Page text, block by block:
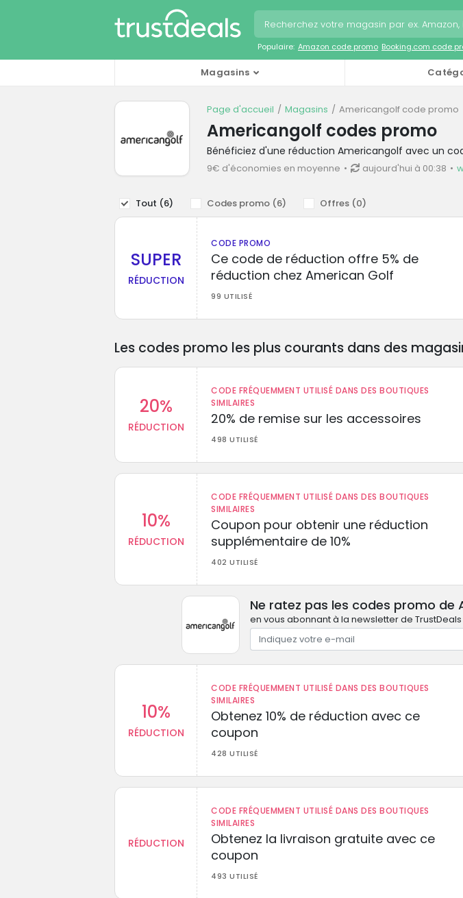
Populaire: Amazon code promo Booking.com code
Magasins
Page d'accueil Magasins Americangolf code promo
Americangolf codes promo
Bénéficiez d'une réduction Americangolf avec un
9€ d'économies en moyenne aujourd'hui à 00:38
Tout (6) Codes promo (6) Offres (0)
SUPER
RÉDUCTION
CODE PROMO
Ce code de réduction offre 5% de
réduction chez American Golf
99 UTILISÉ
Les codes promo les plus courants dans des
20%
RÉDUCTION
CODE FRÉQUEMMENT UTILISÉ DANS DES BOUTIQUES
SIMILAIRES
20% de remise sur les accessoires
498 UTILISÉ
10%
RÉDUCTION
CODE FRÉQUEMMENT UTILISÉ DANS DES BOUTIQUES
SIMILAIRES
Coupon pour obtenir une réduction
supplémentaire de 10%
402 UTILISÉ
Ne ratez pas les codes promo de
en vous abonnant à la newsletter de TrustDeals
10%
RÉDUCTION
CODE FRÉQUEMMENT UTILISÉ DANS DES BOUTIQUES
SIMILAIRES
Obtenez 10% de réduction avec ce
coupon
428 UTILISÉ
RÉDUCTION
CODE FRÉQUEMMENT UTILISÉ DANS DES BOUTIQUES
SIMILAIRES
Obtenez la livraison gratuite avec ce
coupon
493 UTILISÉ